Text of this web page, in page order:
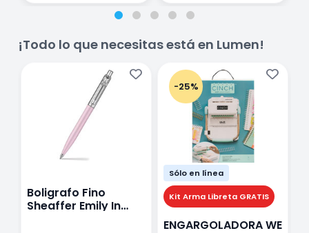
¡Todo lo que necesitas está en Lumen!
Boligrafo Fino
Sheaffer Emily In
-25%
Sólo en línea
Kit Arma Libreta GRATIS
ENGARGOLADORA WE